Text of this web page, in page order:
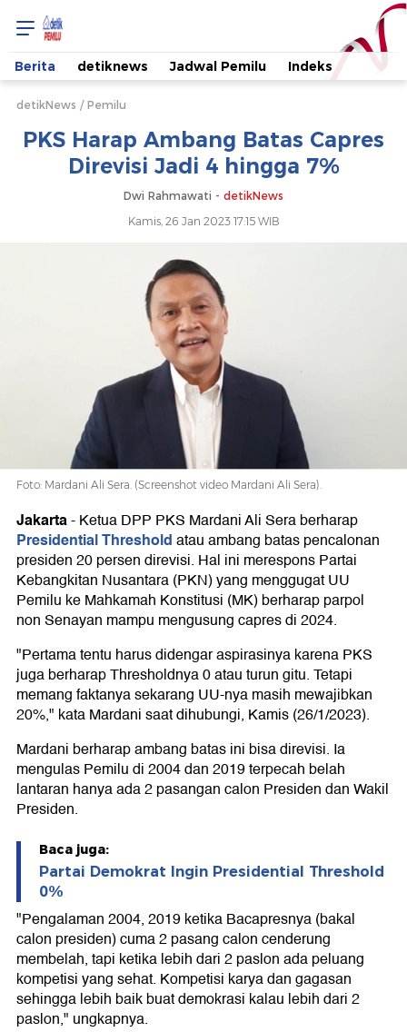
PKS
Harap
Ambang
Batas
Capres
hingga
Berita detiknews Jadwal Pemilu Indeks
detikNews Pemilu
PKS Harap Ambang Batas Capres
Direvisi Jadi 4 hingga 7%
Dwi Rahmawati - detikNews
Kamis, 26 Jan 2023 17:15 WIB
Foto: Mardani Ali Sera. (Screenshot video Mardani Ali Sera).
Jakarta-Ketua DPP PKS Mardani Ali Sera berharap
Presidential Thresholdatau ambang batas pencalonan
presiden 20 persen direvisi. Hal ini merespons Partai
Kebangkitan Nusantara (PKN) yang menggugat UU
Pemilu ke Mahkamah Konstitusi (MK) berharap parpol
non Senayan mampu mengusung capres di 2024.
"Pertama tentu harus didengar aspirasinya karena PKS
juga berharap Thresholdnya 0 atau turun gitu. Tetapi
memang faktanya sekarang UU-nya masih mewajibkan
20%," kata Mardani saat dihubungi, Kamis (26/1/2023).
Mardani berharap ambang batas ini bisa direvisi. Ia
mengulas Pemilu di 2004 dan 2019 terpecah belah
lantaran hanya ada 2 pasangan calon Presiden dan Wakil
Presiden.
Baca juga:
Partai Demokrat Ingin Presidential Threshold
0%
"Pengalaman 2004, 2019 ketika Bacapresnya (bakal
calon presiden) cuma 2 pasang calon cenderung
membelah, tapi ketika lebih dari 2 paslon ada peluang
kompetisi yang sehat. Kompetisi karya dan gagasan
sehingga lebih baik buat demokrasi kalau lebih dari 2
paslon," ungkapnya.